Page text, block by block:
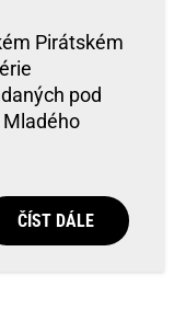
Pirátském
pod
ČÍST DÁLE